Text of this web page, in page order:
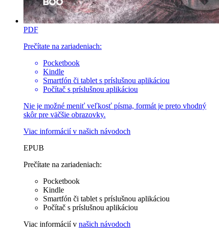
PDF
Prečítate na zariadeniach:
Pocketbook
Kindle
Smartfón či tablet s príslušnou aplikáciou
Počítač s príslušnou aplikáciou
Nie je možné meniť veľkosť písma, formát je preto vhodný
skôr pre väčšie obrazovky.
Viac informácií v našich návodoch
EPUB
Prečítate na zariadeniach:
Pocketbook
Kindle
Smartfón či tablet s príslušnou aplikáciou
Počítač s príslušnou aplikáciou
Viac informácií v našich návodoch